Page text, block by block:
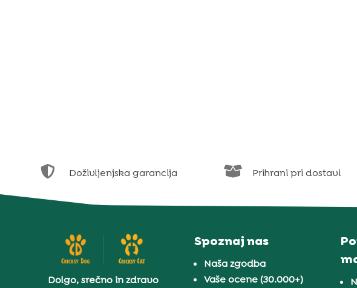
 Doživljenjska garancija  Prihrani pri dostavi
Dolgo, srečno in zdravo
Spoznaj nas
Naša zgodba
Vaše ocene (30.000+)